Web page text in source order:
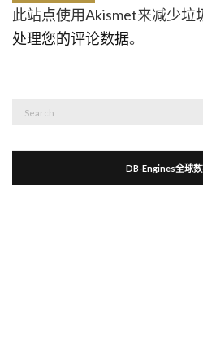
此站点使用Akismet来减少垃
处理您的评论数据。
DB-Engines全球